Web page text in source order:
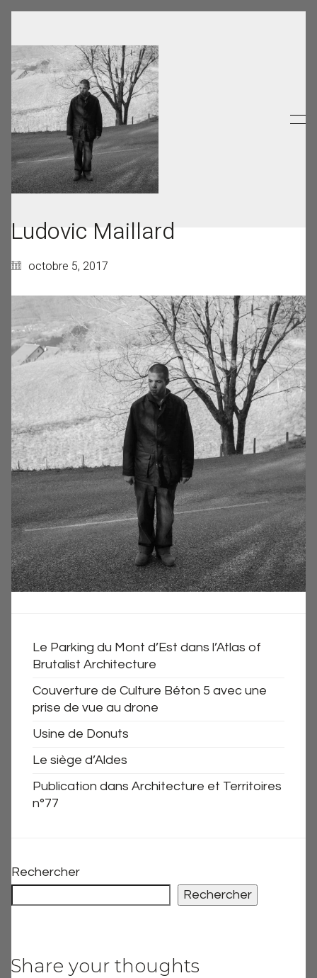
Ludovic Maillard
octobre 5, 2017
Le Parking du Mont d’Est dans l’Atlas of
Brutalist Architecture
Couverture de Culture Béton 5 avec une
prise de vue au drone
Usine de Donuts
Le siège d’Aldes
Publication dans Architecture et Territoires
n°77
Rechercher
Rechercher
Share your thoughts